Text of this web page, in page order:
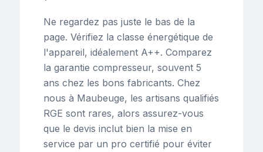
Ne regardez pas juste le bas de la
page. Vérifiez la classe énergétique de
l'appareil, idéalement A++. Comparez
la garantie compresseur, souvent 5
ans chez les bons fabricants. Chez
nous à Maubeuge, les artisans qualifiés
RGE sont rares, alors assurez-vous
que le devis inclut bien la mise en
service par un pro certifié pour éviter